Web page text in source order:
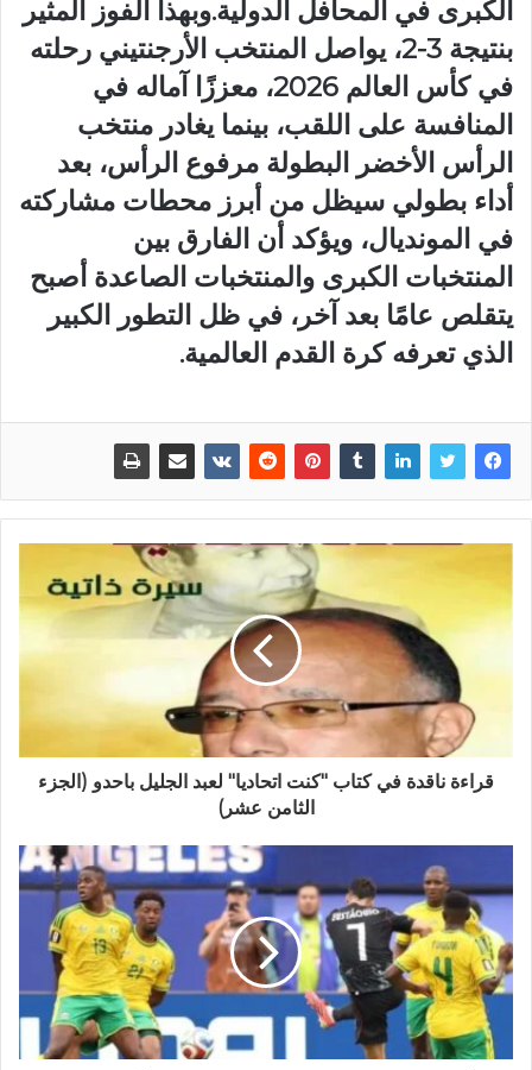
الكبرى في المحافل الدولية.وبهذا الفوز المثير
بنتيجة 3-2، يواصل المنتخب الأرجنتيني رحلته
في كأس العالم 2026، معززًا آماله في
المنافسة على اللقب، بينما يغادر منتخب
الرأس الأخضر البطولة مرفوع الرأس، بعد
أداء بطولي سيظل من أبرز محطات مشاركته
في المونديال، ويؤكد أن الفارق بين
المنتخبات الكبرى والمنتخبات الصاعدة أصبح
يتقلص عامًا بعد آخر، في ظل التطور الكبير
الذي تعرفه كرة القدم العالمية.
قراءة ناقدة في كتاب "كنت اتحاديا" لعبد الجليل باحدو (الجزء
الثامن عشر)